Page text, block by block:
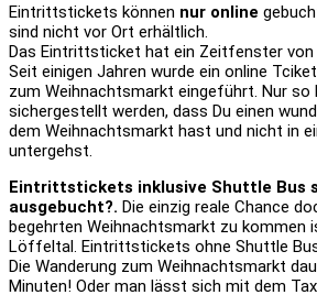
Eintrittstickets können nur online
sind nicht vor Ort erhältlich.
Das Eintrittsticket hat ein Zeitfenster von
Seit einigen Jahren wurde ein online
zum Weihnachtsmarkt eingeführt. Nur so
sichergestellt werden, dass Du einen
dem Weihnachtsmarkt hast und nicht in
untergehst.
Eintrittstickets inklusive Shuttle Bus
ausgebucht?. Die einzig reale Chance
begehrten Weihnachtsmarkt zu kommen
Löffeltal. Eintrittstickets ohne Shuttle
Die Wanderung zum Weihnachtsmarkt
Minuten! Oder man lässt sich mit dem